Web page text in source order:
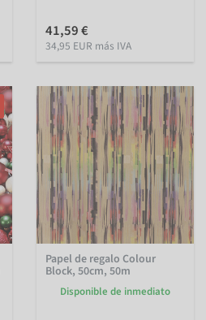
41,59 €
34,95 EUR más IVA
Papel de regalo Colour
Block, 50cm, 50m
Disponible de inmediato